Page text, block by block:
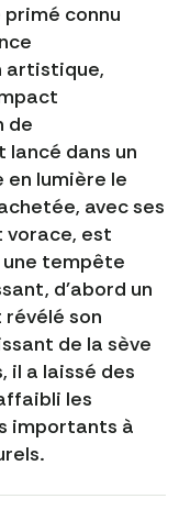
connu
artistique,
de
dans un
lumière le
avec ses
est
une tempête
d'abord un
son
de la sève
il a laissé des
les
importants à